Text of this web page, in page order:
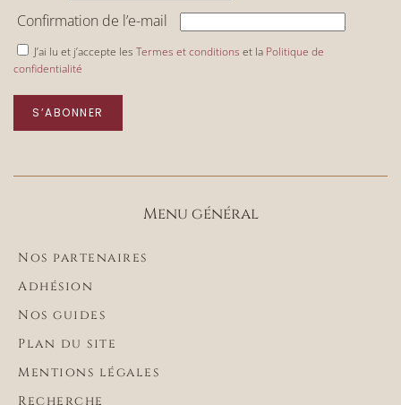
Confirmation de l’e-mail
J’ai lu et j’accepte les Termes et conditions et la Politique de
confidentialité
S’ABONNER
Menu général
Nos partenaires
Adhésion
Nos guides
Plan du site
Mentions légales
Recherche